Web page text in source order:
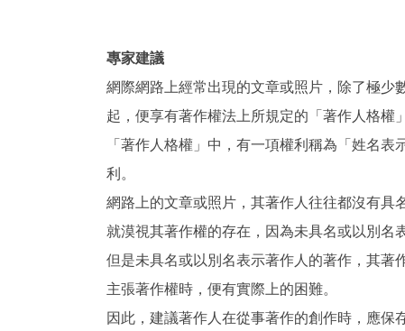
專家建議
網際網路上經常出現的文章或照片，除了極少
起，便享有著作權法上所規定的「著作人格權
「著作人格權」中，有一項權利稱為「姓名
利。
網路上的文章或照片，其著作人往往都沒有具
就漠視其著作權的存在，因為未具名或以別名
但是未具名或以別名表示著作人的著作，其著
主張著作權時，便有實際上的困難。
因此，建議著作人在從事著作的創作時，應